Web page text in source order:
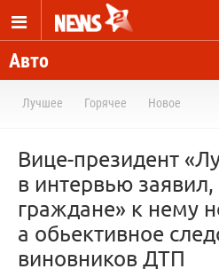
Авто
Лучшее Горячее Новое
Вице-президент
в интервью
граждане» к нему
а обьективное
виновников ДТП